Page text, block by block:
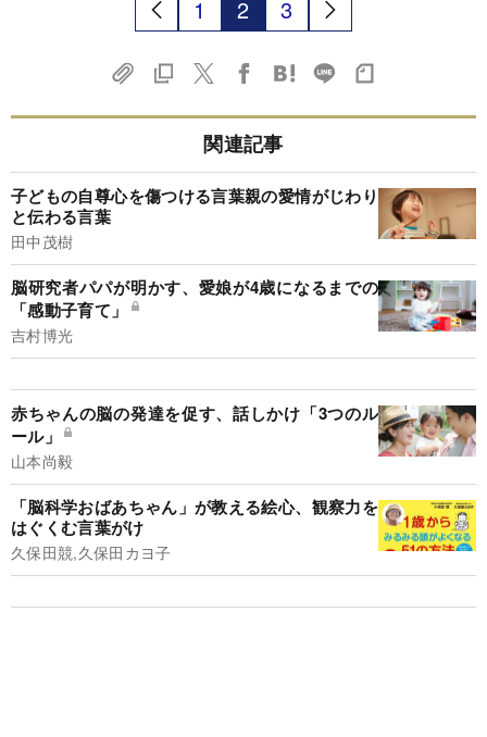
1 2 3
関連記事
子どもの自尊心を傷つける言葉親の愛情がじわり
と伝わる言葉
田中茂樹
脳研究者パパが明かす、愛娘が4歳になるまでの
「感動子育て」
吉村博光
赤ちゃんの脳の発達を促す、話しかけ「3つのル
ール」
山本尚毅
「脳科学おばあちゃん」が教える絵心、観察力を
はぐくむ言葉がけ
久保田競,久保田カヨ子